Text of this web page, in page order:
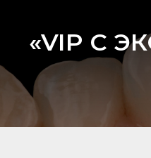
«VIP С